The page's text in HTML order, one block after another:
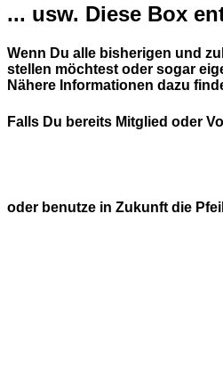
... usw. Diese Box
Wenn Du alle bisherigen und
stellen möchtest oder sogar
Nähere Informationen dazu
Falls Du bereits Mitglied oder
oder benutze in Zukunft die